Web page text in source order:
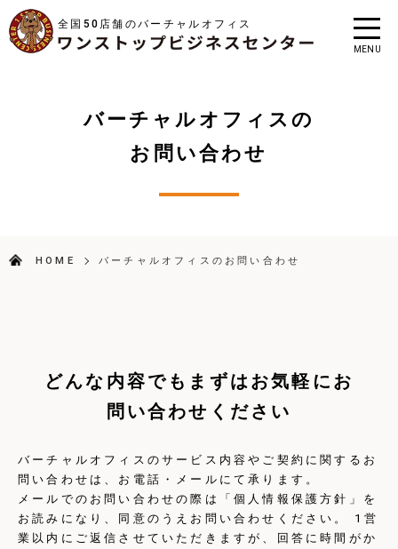
全国50店舗のバーチャルオフィス
MENU
バーチャルオフィスの
お問い合わせ
HOME バーチャルオフィスのお問い合わせ
どんな内容でもまずはお気軽にお
問い合わせください
バーチャルオフィスのサービス内容やご契約に関するお
問い合わせは、お電話・メールにて承ります。
メールでのお問い合わせの際は「個人情報保護方針」を
お読みになり、同意のうえお問い合わせください。 1営
業以内にご返信させていただきますが、回答に時間がか